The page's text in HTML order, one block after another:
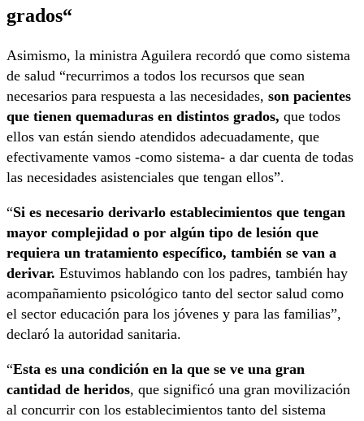
grados“
Asimismo, la ministra Aguilera recordó que como sistema
de salud “recurrimos a todos los recursos que sean
necesarios para respuesta a las necesidades, son pacientes
que tienen quemaduras en distintos grados, que todos
ellos van están siendo atendidos adecuadamente, que
efectivamente vamos -como sistema- a dar cuenta de todas
las necesidades asistenciales que tengan ellos”.
“Si es necesario derivarlo establecimientos que tengan
mayor complejidad o por algún tipo de lesión que
requiera un tratamiento específico, también se van a
derivar. Estuvimos hablando con los padres, también hay
acompañamiento psicológico tanto del sector salud como
el sector educación para los jóvenes y para las familias”,
declaró la autoridad sanitaria.
“Esta es una condición en la que se ve una gran
cantidad de heridos, que significó una gran movilización
al concurrir con los establecimientos tanto del sistema